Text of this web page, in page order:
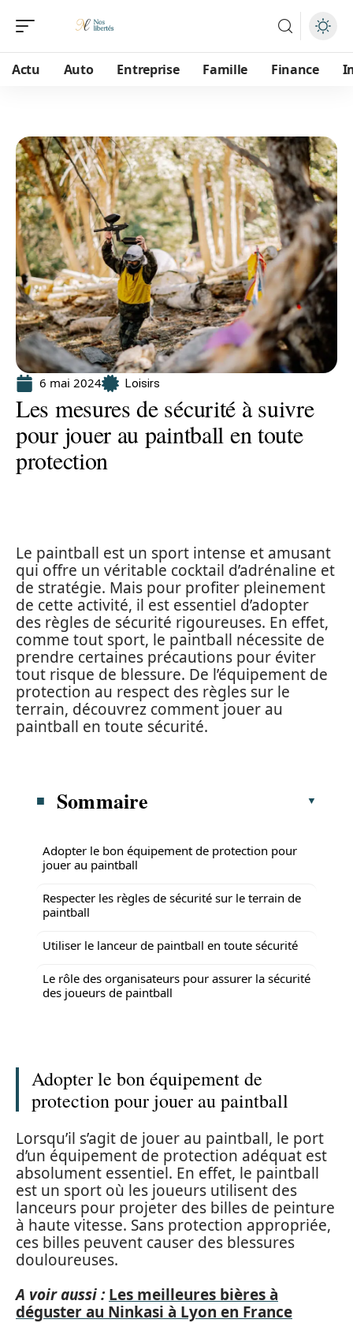
Actu Auto Entreprise Famille Finance
6 mai 2024 Loisirs
Les mesures de sécurité à suivre
pour jouer au paintball en toute
protection
Le paintball est un sport intense et amusant
qui offre un véritable cocktail d’adrénaline et
de stratégie. Mais pour profiter pleinement
de cette activité, il est essentiel d’adopter
des règles de sécurité rigoureuses. En effet,
comme tout sport, le paintball nécessite de
prendre certaines précautions pour éviter
tout risque de blessure. De l’équipement de
protection au respect des règles sur le
terrain, découvrez comment jouer au
paintball en toute sécurité.
Sommaire
Adopter le bon équipement de protection pour
jouer au paintball
Respecter les règles de sécurité sur le terrain de
paintball
Utiliser le lanceur de paintball en toute sécurité
Le rôle des organisateurs pour assurer la sécurité
des joueurs de paintball
Adopter le bon équipement de
protection pour jouer au paintball
Lorsqu’il s’agit de jouer au paintball, le port
d’un équipement de protection adéquat est
absolument essentiel. En effet, le paintball
est un sport où les joueurs utilisent des
lanceurs pour projeter des billes de peinture
à haute vitesse. Sans protection appropriée,
ces billes peuvent causer des blessures
douloureuses.
A voir aussi : Les meilleures bières à
déguster au Ninkasi à Lyon en France